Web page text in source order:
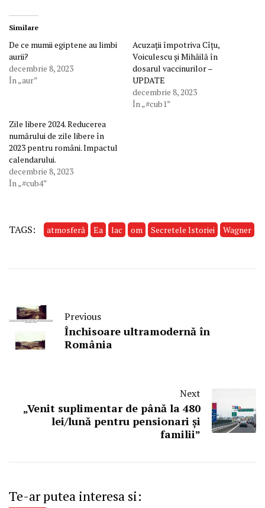
Similare
De ce mumii egiptene au limbi
aurii?
decembrie 8, 2023
În „aur”
Acuzații împotriva Cîțu,
Voiculescu și Mihăilă în
dosarul vaccinurilor –
UPDATE
decembrie 8, 2023
În „#cub1”
Zile libere 2024. Reducerea
numărului de zile libere în
2023 pentru români. Impactul
calendarului.
decembrie 8, 2023
În „#cub4”
TAGS: atmosferă Ea lac om Secretele Istoriei Wagner
Previous
Închisoare ultramodernă în
România
Next
„Venit suplimentar de până la 480
lei/lună pentru pensionari și
familii”
Te-ar putea interesa si: